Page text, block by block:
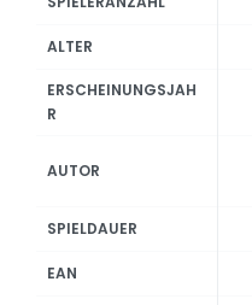
ALTER
ERSCHEINUNGSJAH
R
AUTOR
SPIELDAUER
EAN